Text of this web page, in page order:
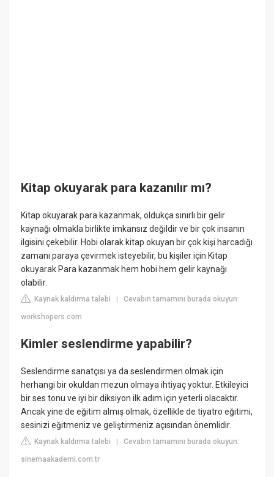
Kitap okuyarak para kazanılır mı?
Kitap okuyarak para kazanmak, oldukça sınırlı bir gelir
kaynağı olmakla birlikte imkansız değildir ve bir çok insanın
ilgisini çekebilir. Hobi olarak kitap okuyan bir çok kişi harcadığı
zamanı paraya çevirmek isteyebilir, bu kişiler için Kitap
okuyarak Para kazanmak hem hobi hem gelir kaynağı
olabilir.
Kaynak kaldırma talebi |Cevabın tamamını burada okuyun:
workshopers.com
Kimler seslendirme yapabilir?
Seslendirme sanatçısı ya da seslendirmen olmak için
herhangi bir okuldan mezun olmaya ihtiyaç yoktur. Etkileyici
bir ses tonu ve iyi bir diksiyon ilk adım için yeterli olacaktır.
Ancak yine de eğitim almış olmak, özellikle de tiyatro eğitimi,
sesinizi eğitmeniz ve geliştirmeniz açısından önemlidir.
Kaynak kaldırma talebi |Cevabın tamamını burada okuyun:
sinemaakademi.com.tr